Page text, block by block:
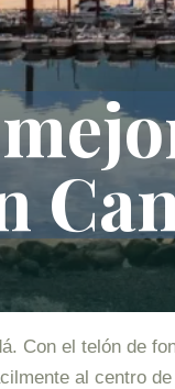
Con el telón de
al centro